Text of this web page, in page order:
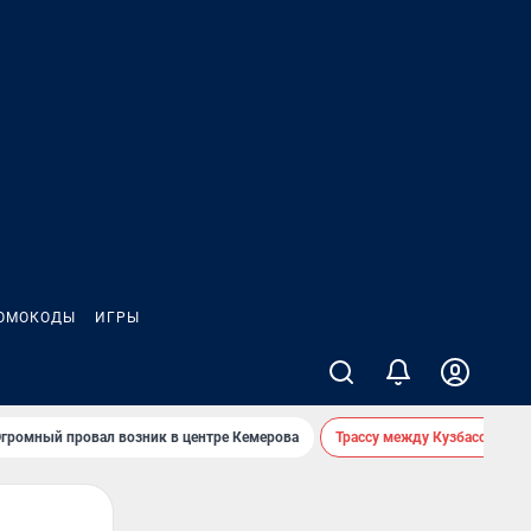
ИГРЫ
провал возник в центре Кемерова Трассу между Кузбассом и